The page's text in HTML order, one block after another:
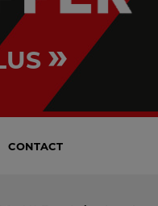
»
CONTACT